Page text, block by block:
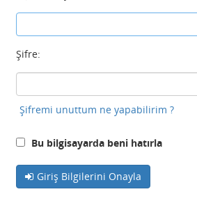
Şifre:
Şifremi unuttum ne yapabilirim ?
Bu bilgisayarda beni hatırla
Giriş Bilgilerini Onayla